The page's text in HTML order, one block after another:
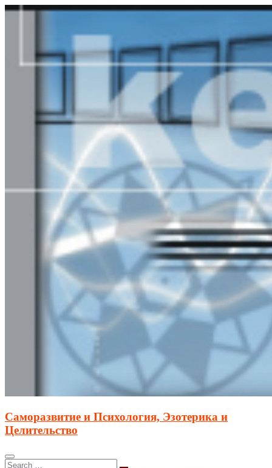
Саморазвитие и Психология, Эзотерика и
Целительство